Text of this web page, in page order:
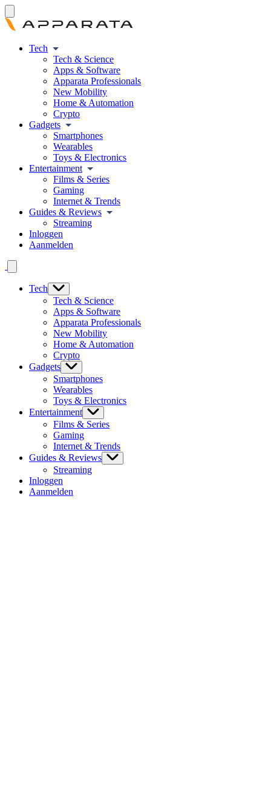
Tech
Tech & Science
Apps & Software
Apparata Professionals
New Mobility
Home & Automation
Crypto
Gadgets
Smartphones
Wearables
Toys & Electronics
Entertainment
Films & Series
Gaming
Internet & Trends
Guides & Reviews
Streaming
Inloggen
Aanmelden
Tech
Tech & Science
Apps & Software
Apparata Professionals
New Mobility
Home & Automation
Crypto
Gadgets
Smartphones
Wearables
Toys & Electronics
Entertainment
Films & Series
Gaming
Internet & Trends
Guides & Reviews
Streaming
Inloggen
Aanmelden